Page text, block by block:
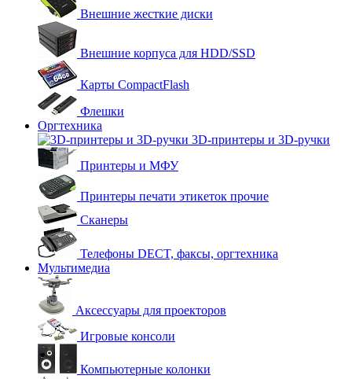
Внешние жесткие диски
Внешние корпуса для HDD/SSD
Карты CompactFlash
Флешки
Оргтехника
3D-принтеры и 3D-ручки
Принтеры и МФУ
Принтеры печати этикеток прочие
Сканеры
Телефоны DECT, факсы, оргтехника
Мультимедиа
Аксессуары для проекторов
Игровые консоли
Компьютерные колонки